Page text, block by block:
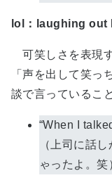
lol：laughing out
可笑しさを表現
「声を出して笑っ
談で言っているこ
“When I
（上司に話
ゃったよ。笑